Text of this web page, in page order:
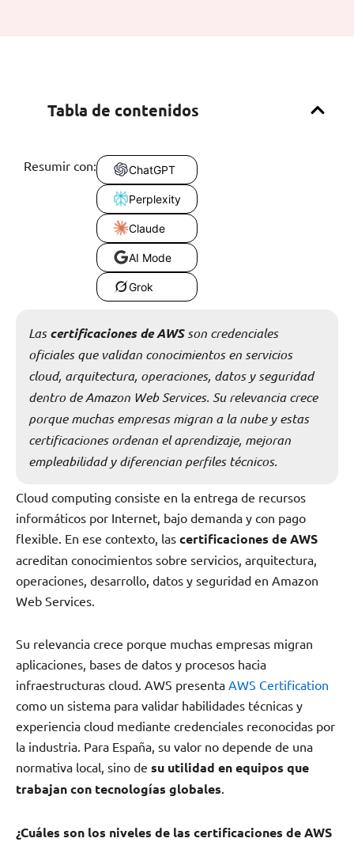
Tabla de contenidos
Resumir con: ChatGPT
Perplexity
Claude
AI Mode
Grok
Lascertificaciones de AWSson credenciales
oficiales que validan conocimientos en servicios
cloud, arquitectura, operaciones, datos y seguridad
dentro de Amazon Web Services. Su relevancia crece
porque muchas empresas migran a la nube y estas
certificaciones ordenan el aprendizaje, mejoran
empleabilidad y diferencian perfiles técnicos.
Cloud computing consiste en la entrega de recursos
informáticos por Internet, bajo demanda y con pago
flexible. En ese contexto, las certificaciones de AWS
acreditan conocimientos sobre servicios, arquitectura,
operaciones, desarrollo, datos y seguridad en Amazon
Web Services.
Su relevancia crece porque muchas empresas migran
aplicaciones, bases de datos y procesos hacia
infraestructuras cloud. AWS presenta AWS Certification
como un sistema para validar habilidades técnicas y
experiencia cloud mediante credenciales reconocidas por
la industria. Para España, su valor no depende de una
normativa local, sino de su utilidad en equipos que
trabajan con tecnologías globales
¿Cuáles son los niveles de las certificaciones de AWS